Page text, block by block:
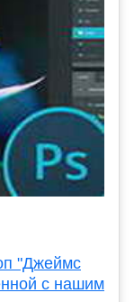
"Джеймс
с нашим